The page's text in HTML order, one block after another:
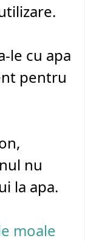
le cu apa
pentru
nu
la apa.
moale